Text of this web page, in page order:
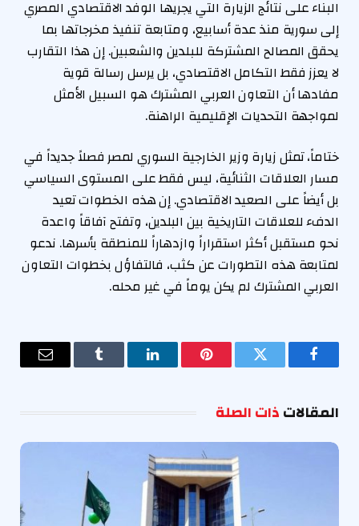
البناء على نتائج الزيارة التي يجريها الوفد الاقتصادي المصري
إلى سورية منذ عدة أسابيع، ومتابعة تنفيذ مخرجاتها بما
يحقق المصالح المشتركة للبلدين والشعبين. إن هذا التقارب
لا يعزز فقط التكامل الاقتصادي، بل يرسل رسالة قوية
مفادها أن التعاون العربي المشترك هو السبيل الأمثل
لمواجهة التحديات الإقليمية الراهنة.
ختاماً، تمثل زيارة وزير الخارجية السوري لمصر فصلاً جديداً في
مسار العلاقات الثنائية، ليس فقط على المستوى السياسي
بل أيضاً على الصعيد الاقتصادي. إن هذه الخطوات تعيد
الدفء للعلاقات التاريخية بين البلدين، وتفتح آفاقاً واعدة
نحو مستقبل أكثر استقراراً وازدهاراً للمنطقة بأسرها. ندعو
لمتابعة هذه التطورات عن كثب، فالتفاؤل بخطوات التعاون
العربي المشترك لم يكن يوماً في غير محله.
فيسبوك تويتر بينتيريستلينكدإن Tumblr
البريد
المقالاتذات الصلة